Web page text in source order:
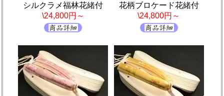
シルクラメ福林花緒付
\24,800円～
花柄ブロケード花緒付
\24,800円～